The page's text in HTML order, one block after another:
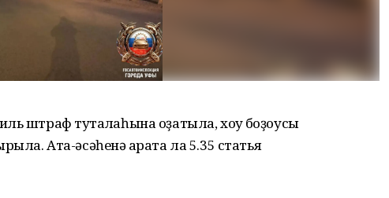
штраф туҡталҡаһына оҙатыла, хоҡуҡ боҙоусы
Ата-әсәһенә ҡарата ла 5.35 статья